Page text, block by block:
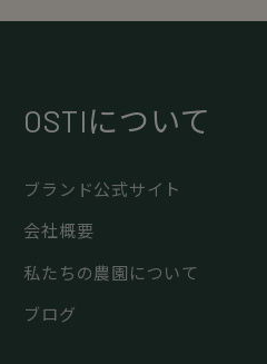
OSTIについて
ブランド公式サイト
会社概要
私たちの農園について
ブログ